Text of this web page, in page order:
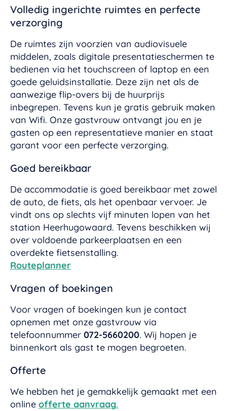
Volledig ingerichte ruimtes en perfecte
verzorging
De ruimtes zijn voorzien van audiovisuele
middelen, zoals digitale presentatieschermen te
bedienen via het touchscreen of laptop en een
goede geluidsinstallatie. Deze zijn net als de
aanwezige flip-overs bij de huurprijs
inbegrepen. Tevens kun je gratis gebruik maken
van Wifi. Onze gastvrouw ontvangt jou en je
gasten op een representatieve manier en staat
garant voor een perfecte verzorging.
Goed bereikbaar
De accommodatie is goed bereikbaar met zowel
de auto, de fiets, als het openbaar vervoer. Je
vindt ons op slechts vijf minuten lopen van het
station Heerhugowaard. Tevens beschikken wij
over voldoende parkeerplaatsen en een
overdekte fietsenstalling.
Routeplanner
Vragen of boekingen
Voor vragen of boekingen kun je contact
opnemen met onze gastvrouw via
telefoonnummer 072-5660200. Wij hopen je
binnenkort als gast te mogen begroeten.
Offerte
We hebben het je gemakkelijk gemaakt met een
online offerte aanvraag.